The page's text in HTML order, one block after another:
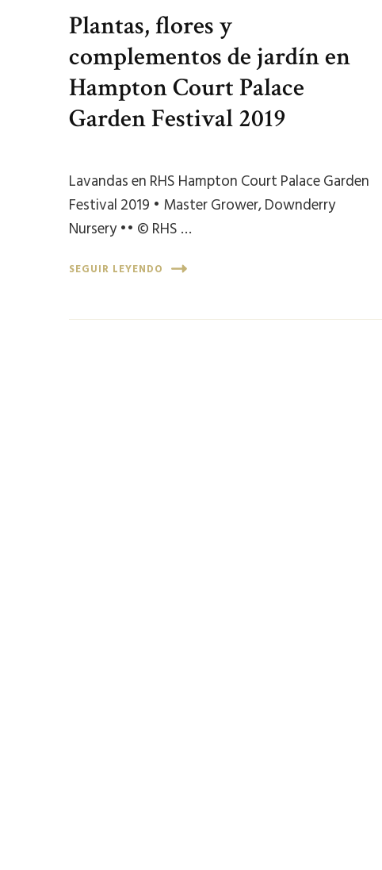
Plantas, flores y
complementos de jardín en
Hampton Court Palace
Garden Festival 2019
Lavandas en RHS Hampton Court Palace Garden
Festival 2019 • Master Grower, Downderry
Nursery •• © RHS …
SEGUIR LEYENDO